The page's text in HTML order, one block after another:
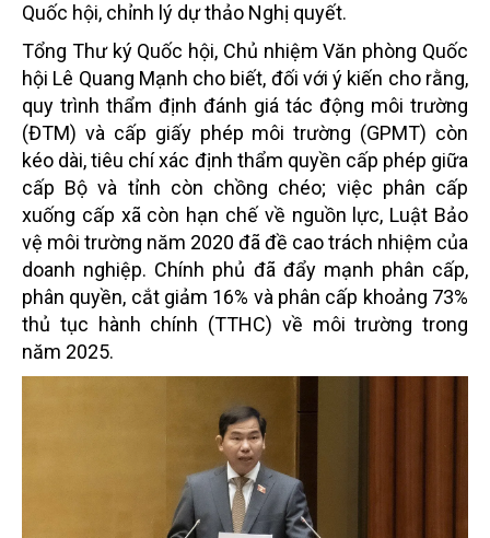
Quốc hội, chỉnh lý dự thảo Nghị quyết.
Tổng Thư ký Quốc hội, Chủ nhiệm Văn phòng Quốc
hội Lê Quang Mạnh cho biết, đối với ý kiến cho rằng,
quy trình thẩm định đánh giá tác động môi trường
(ĐTM) và cấp giấy phép môi trường (GPMT) còn
kéo dài, tiêu chí xác định thẩm quyền cấp phép giữa
cấp Bộ và tỉnh còn chồng chéo; việc phân cấp
xuống cấp xã còn hạn chế về nguồn lực, Luật Bảo
vệ môi trường năm 2020 đã đề cao trách nhiệm của
doanh nghiệp. Chính phủ đã đẩy mạnh phân cấp,
phân quyền, cắt giảm 16% và phân cấp khoảng 73%
thủ tục hành chính (TTHC) về môi trường trong
năm 2025.